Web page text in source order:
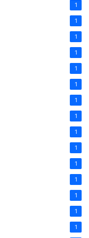
1
1
1
1
1
1
1
1
1
1
1
1
1
1
1